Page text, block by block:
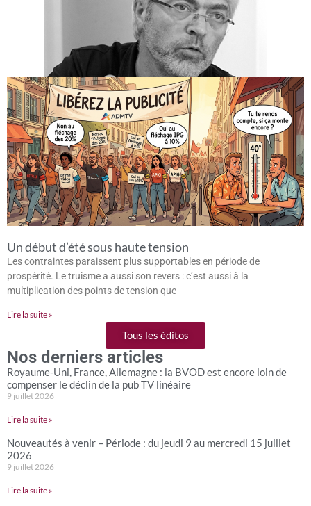
Un début d’été sous haute tension
Les contraintes paraissent plus supportables en période de
prospérité. Le truisme a aussi son revers : c’est aussi à la
multiplication des points de tension que
Lire la suite »
Tous les éditos
Nos derniers articles
Royaume-Uni, France, Allemagne : la BVOD est encore loin de
compenser le déclin de la pub TV linéaire
9 juillet 2026
Lire la suite »
Nouveautés à venir – Période : du jeudi 9 au mercredi 15 juillet
2026
9 juillet 2026
Lire la suite »